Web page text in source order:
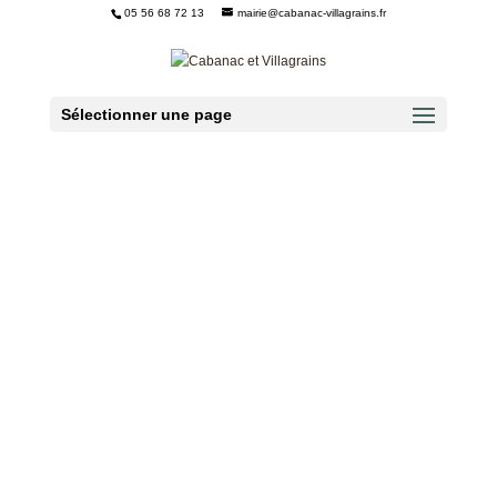
05 56 68 72 13 mairie@cabanac-villagrains.fr
Sélectionner une page